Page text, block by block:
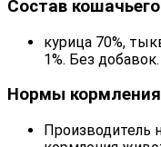
Состав
курица 70%,
1%. Без добавок.
Нормы
Производитель